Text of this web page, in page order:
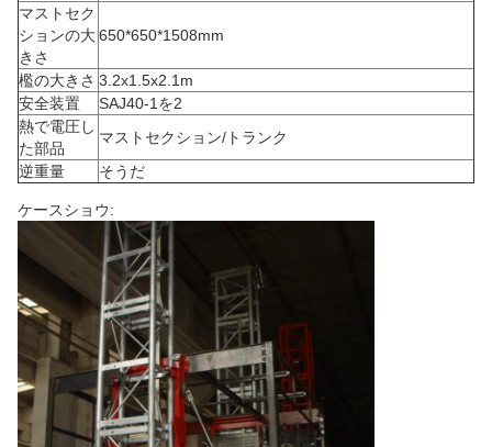
マストセク
ションの大
きさ
650*650*1508mm
檻の大きさ 3.2x1.5x2.1m
安全装置
SAJ40-1を2
熱で電圧し
た部品
マストセクション/トランク
逆重量
そうだ
ケースショウ: